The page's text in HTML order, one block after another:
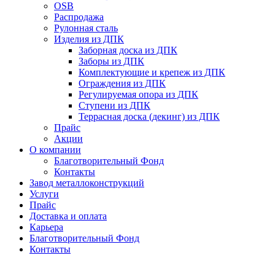
OSB
Распродажа
Рулонная сталь
Изделия из ДПК
Заборная доска из ДПК
Заборы из ДПК
Комплектующие и крепеж из ДПК
Ограждения из ДПК
Регулируемая опора из ДПК
Ступени из ДПК
Террасная доска (декинг) из ДПК
Прайс
Акции
О компании
Благотворительный Фонд
Контакты
Завод металлоконструкций
Услуги
Прайс
Доставка и оплата
Карьера
Благотворительный Фонд
Контакты